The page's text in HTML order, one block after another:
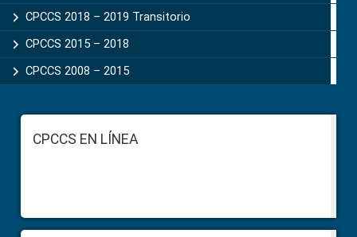
CPCCS 2018 – 2019 Transitorio
CPCCS 2015 – 2018
CPCCS 2008 – 2015
FooterCPCCS EN LÍNEA